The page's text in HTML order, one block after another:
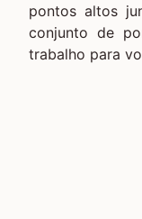
pontos altos
conjunto de
trabalho para